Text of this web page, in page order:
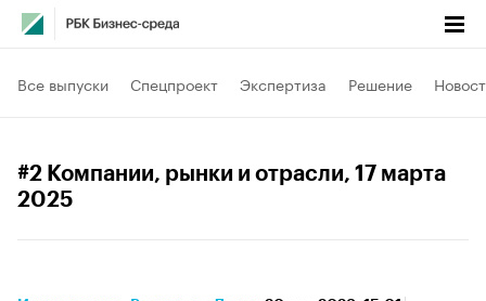
Все выпуски Спецпроект Экспертиза Решение
#2 Компании, рынки и отрасли, 17 марта
2025